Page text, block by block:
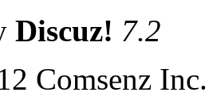
Discuz! 7.2
Comsenz Inc.